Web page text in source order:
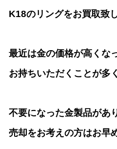
K18のリングをお買取致
最近は金の価格が高くな
お持ちいただくことが多
不要になった金製品があ
売却をお考えの方はお早